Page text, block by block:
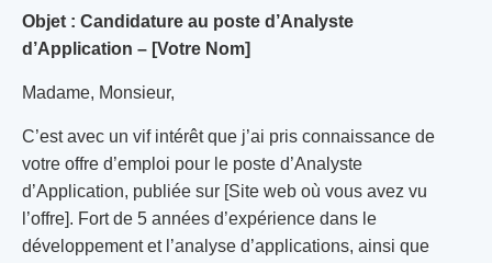
Objet : Candidature au poste d’Analyste
d’Application – [Votre Nom]
Madame, Monsieur,
C’est avec un vif intérêt que j’ai pris connaissance de
votre offre d’emploi pour le poste d’Analyste
d’Application, publiée sur [Site web où vous avez vu
l’offre]. Fort de 5 années d’expérience dans le
développement et l’analyse d’applications, ainsi que